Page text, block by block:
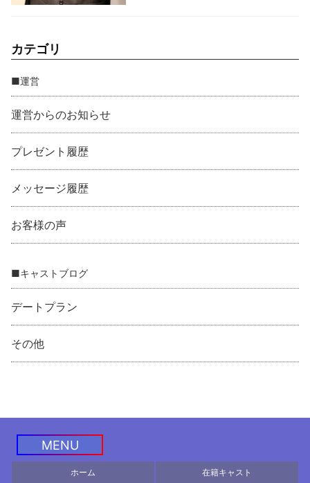
カテゴリ
■運営
運営からのお知らせ
プレゼント履歴
メッセージ履歴
お客様の声
■キャストブログ
デートプラン
その他
MENU
ホーム 在籍キャスト